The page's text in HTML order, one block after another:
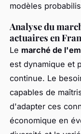
modèles
Analyse du
actuaires en
Le marché de
est dynamique et
continue. Le
capables de
d'adapter ces
économique en